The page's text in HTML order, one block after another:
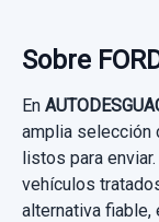
28,09 €
CUADRO
Sobre
En
amplia selección
listos para
vehículos
alternativa fiable,